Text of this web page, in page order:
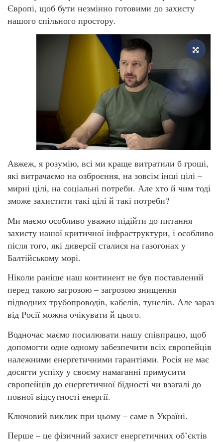
Європі, щоб бути незмінно готовими до захисту
нашого спільного простору.
Авжеж, я розумію, всі ми краще витратили б гроші,
які витрачаємо на озброєння, на зовсім інші цілі –
мирні цілі, на соціальні потреби. Але хто й чим тоді
зможе захистити такі цілі й такі потреби?
Ми маємо особливо уважно підійти до питання
захисту нашої критичної інфраструктури, і особливо
після того, які диверсії сталися на газогонах у
Балтійському морі.
Ніколи раніше наш континент не був поставлений
перед такою загрозою – загрозою знищення
підводних трубопроводів, кабелів, тунелів. Але зараз
від Росії можна очікувати й цього.
Водночас маємо посилювати нашу співпрацю, щоб
допомогти одне одному забезпечити всіх європейців
належними енергетичними гарантіями. Росія не має
досягти успіху у своєму намаганні примусити
європейців до енергетичної бідності чи взагалі до
повної відсутності енергії.
Ключовий виклик при цьому – саме в Україні.
Перше – це фізичний захист енергетичних об’єктів